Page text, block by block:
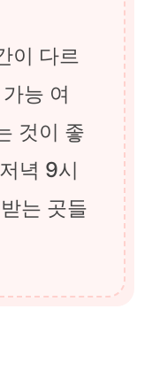
이 다르
능 여
것이 좋
녁 9시
는 곳들